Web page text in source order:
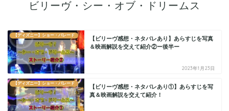
ビリーヴ・シー・オブ・ドリームス
【ディズニー】ショー・パレード
【ビリーヴ感想・ネタバレあり】あらすじを写真
＆映画解説を交えて紹介②ー後半ー
2023年1月23日
【ディズニー】ショー・パレード
【ビリーヴ感想・ネタバレあり①】あらすじを写
真＆映画解説を交えて紹介！